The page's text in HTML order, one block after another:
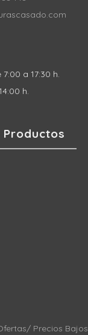
a 17:30 h.
h.
Precios Bajos